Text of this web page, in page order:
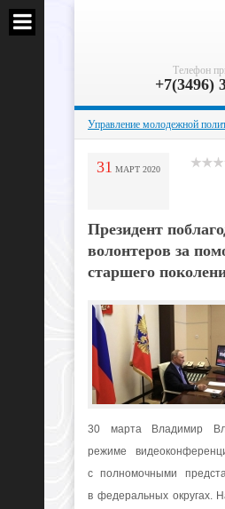
Телефон
+7(3496)
Управление молодежной
31 МАРТ 2020
Президент
волонтеров за
старшего
30 марта Владимир
режиме
с полномочными
в федеральных округах.